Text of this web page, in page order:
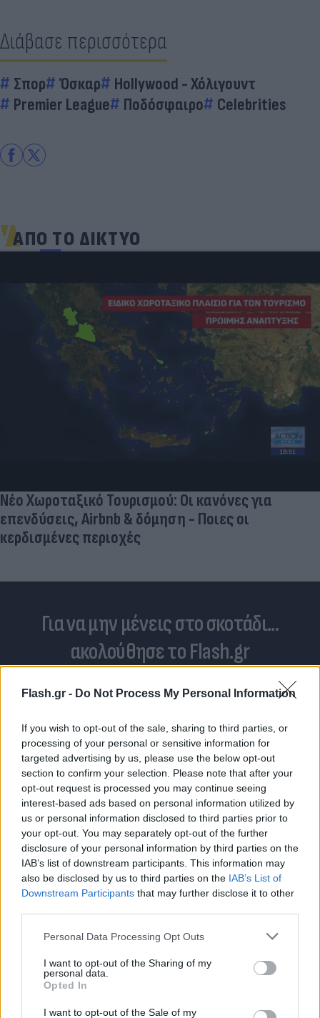
Flash.gr - Do Not Process My Personal Information
If you wish to opt-out of the sale, sharing to third parties, or
processing of your personal or sensitive information for
targeted advertising by us, please use the below opt-out
section to confirm your selection. Please note that after your
opt-out request is processed you may continue seeing
interest-based ads based on personal information utilized by
us or personal information disclosed to third parties prior to
your opt-out. You may separately opt-out of the further
disclosure of your personal information by third parties on the
IAB’s list of downstream participants. This information may
also be disclosed by us to third parties on the IAB’s List of
Downstream Participants that may further disclose it to other
Please note that this website/app uses one or more Google
not limited to your visit or usage behaviour. You may click to
grant or deny consent to Google and its third-party tags to
use your data for below specified purposes in below Google
consent section.
Personal Data Processing Opt Outs
I want to opt-out of the Sharing of my
personal data.
Opted In
I want to opt-out of the Sale of my
Διάβασε περισσότερα
Σπορ Όσκαρ
Hollywood - Χόλιγουντ
Premier League
Ποδόσφαιρο Celebrities
ΑΠΟ ΤΟ ΔΙΚΤΥΟ
Γιατί οι Έλληνες γελάσαμε πολύ με τη νέα
αυτό που νομίζουμε)
Για να μην μένεις στο σκοτάδι...
ακολούθησε το Flash.gr